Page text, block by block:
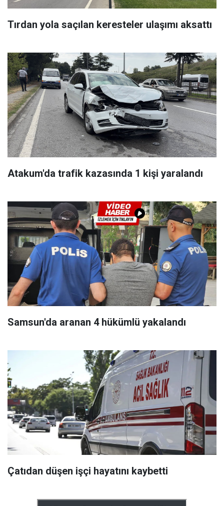
Tırdan yola saçılan keresteler ulaşımı aksattı
Atakum'da trafik kazasında 1 kişi yaralandı
Samsun'da aranan 4 hükümlü yakalandı
Çatıdan düşen işçi hayatını kaybetti